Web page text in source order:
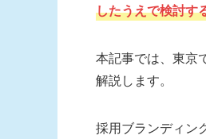
したうえで検討す
本記事では、東京
解説します。
採用ブランディン